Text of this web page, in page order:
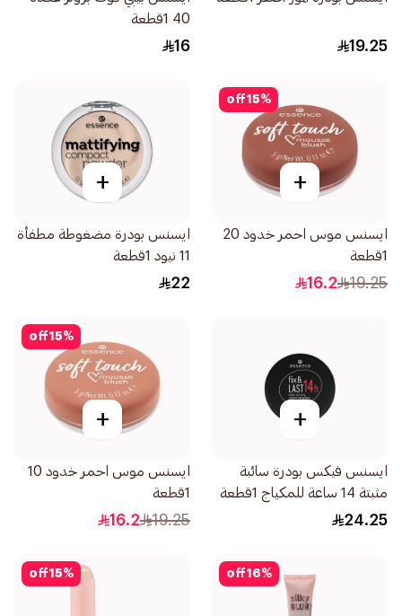
19.25
40 1قطعة
16
15%
off
+
ايسنس موس احمر خدود 20
1قطعة
19.25
16.2
+
ايسنس بودرة مضغوطة مطفأة
11 نيود 1قطعة
22
+
ايسنس فيكس بودرة سائبة
مثبتة 14 ساعة للمكياج 1قطعة
24.25
15%
off
+
ايسنس موس احمر خدود 10
1قطعة
19.25
16.2
16%
off
15%
off